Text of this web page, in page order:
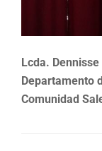
Lcda.
Departamento
Comunidad